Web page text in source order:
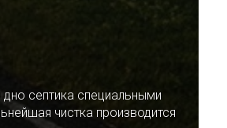
септика специальными
чистка производится